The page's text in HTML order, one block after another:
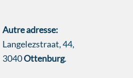
Autre adresse:
Langelezstraat, 44,
3040Ottenburg.